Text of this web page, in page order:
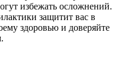
избежать осложнений.
защитит вас в
здоровью и доверяйте